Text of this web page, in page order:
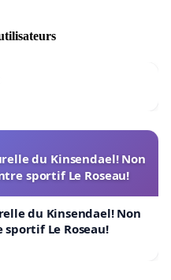
du Kinsendael! Non
sportif Le Roseau!
du Kinsendael! Non
Le Roseau!